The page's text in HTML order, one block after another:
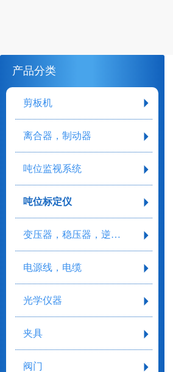
产品分类
剪板机
离合器，制动器
吨位监视系统
吨位标定仪
变压器，稳压器，逆变器
电源线，电缆
光学仪器
夹具
阀门